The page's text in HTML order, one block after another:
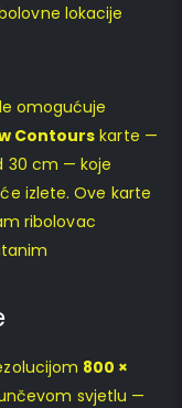
lokacije
omogućuje
Contourskarte —
30 cm — koje
izlete. Ove karte
ribolovac
800 ×
svjetlu —